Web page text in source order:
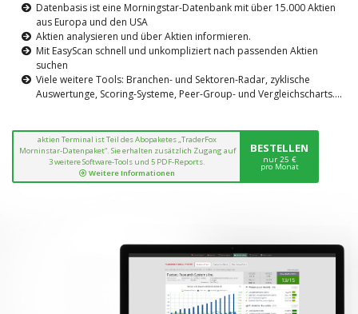
Datenbasis ist eine Morningstar-Datenbank mit über 15.000 Aktien
aus Europa und den USA
Aktien analysieren und über Aktien informieren.
Mit EasyScan schnell und unkompliziert nach passenden Aktien
suchen
Viele weitere Tools: Branchen- und Sektoren-Radar, zyklische
Auswertunge, Scoring-Systeme, Peer-Group- und Vergleichscharts....
aktien Terminal ist Teil des Abopaketes „TraderFox
Morninstar-Datenpaket“. Sie erhalten zusätzlich Zugang auf
3 weitere Software-Tools und 5 PDF-Reports.
Weitere Informationen
BESTELLEN
nur 25 €
pro Monat